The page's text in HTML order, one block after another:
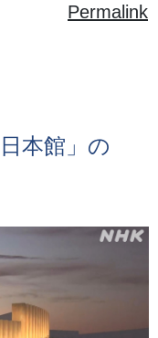
Permalink
日本館 」の